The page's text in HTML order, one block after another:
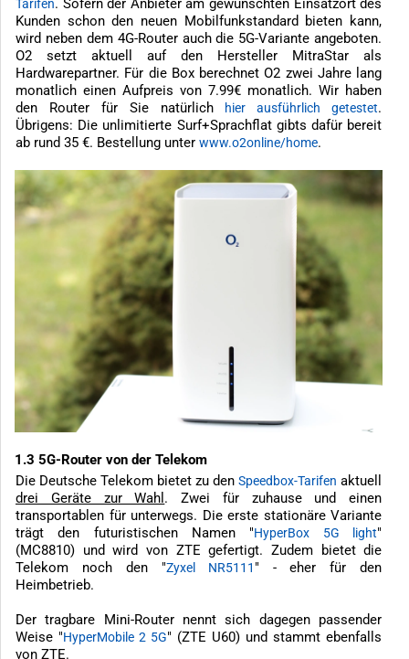
Tarifen. Sofern der Anbieter am gewünschten Einsatzort des
Kunden schon den neuen Mobilfunkstandard bieten kann,
wird neben dem 4G-Router auch die 5G-Variante angeboten.
O2 setzt aktuell auf den Hersteller MitraStar als
Hardwarepartner. Für die Box berechnet O2 zwei Jahre lang
monatlich einen Aufpreis von 7.99€ monatlich. Wir haben
den Router für Sie natürlich
hier ausführlich getestet.
Übrigens: Die unlimitierte Surf+Sprachflat gibts dafür bereit
ab rund 35 €. Bestellung unter www.o2online/home.
1.3 5G-Router von der Telekom
Die Deutsche Telekom bietet zu denSpeedbox-Tarifen aktuell
drei Geräte zur Wahl . Zwei für zuhause und einen
transportablen für unterwegs. Die erste stationäre Variante
trägt den futuristischen Namen "HyperBox 5G light"
(MC8810) und wird von ZTE gefertigt. Zudem bietet die
Telekom noch den "Zyxel NR5111 " - eher für den
Heimbetrieb.
Der tragbare Mini-Router nennt sich dagegen passender
Weise "HyperMobile 2 5G" (ZTE U60) und stammt ebenfalls
von ZTE.